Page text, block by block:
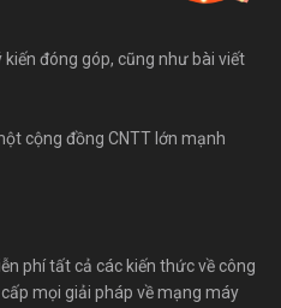
đóng góp, cũng như bài viết
cộng đồng CNTT lớn mạnh
phí tất cả các kiến thức về công
mọi giải pháp về mạng máy